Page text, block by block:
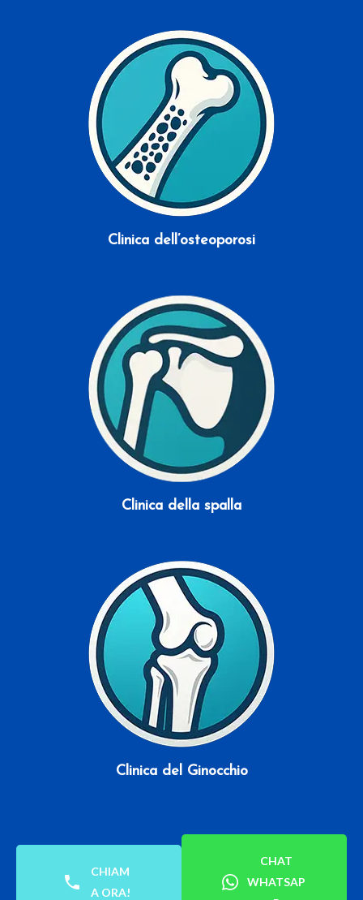
Clinica dell’osteoporosi
Scopri di più
Clinica della spalla
Scopri di più
Clinica del Ginocchio
Scopri di più
CHIAM
A ORA!
CHAT
WHATSAP